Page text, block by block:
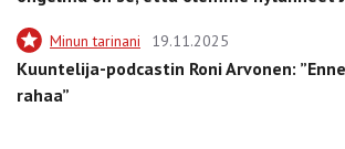
Minun tarinani 19.11.2025
Kuuntelija-podcastin Roni Arvonen:
rahaa”